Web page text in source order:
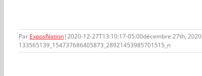
Par ExposNation|2020-12-27T13:10:17-05:00décembre 27th, 2020
133565139_154737686405873_28921453985701515_n